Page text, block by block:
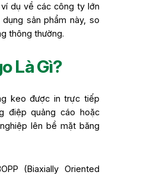
dụ về các công ty lớn
sản phẩm này, so
thông thường.
Là Gì?
keo được in trực tiếp
điệp quảng cáo hoặc
lên bề mặt băng
(Biaxially Oriented